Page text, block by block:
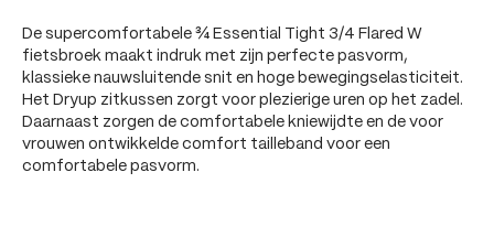
De supercomfortabele ¾ Essential Tight 3/4 Flared W
fietsbroek maakt indruk met zijn perfecte pasvorm,
klassieke nauwsluitende snit en hoge bewegingselasticiteit.
Het Dryup zitkussen zorgt voor plezierige uren op het zadel.
Daarnaast zorgen de comfortabele kniewijdte en de voor
vrouwen ontwikkelde comfort tailleband voor een
comfortabele pasvorm.